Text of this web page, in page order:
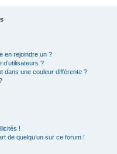
en rejoindre un ?
d’utilisateurs ?
dans une couleur différente ?
!
de quelqu’un sur ce forum !